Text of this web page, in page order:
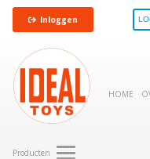
Inloggen
HOME
Producten